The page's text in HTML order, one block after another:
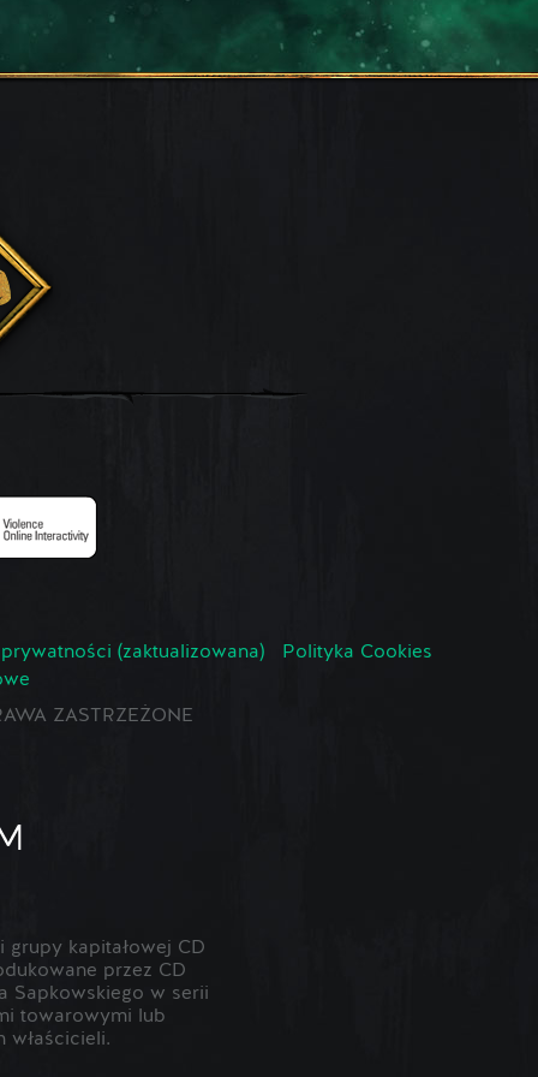
(zaktualizowana)
Polityka Cookies
ZASTRZEŻONE
kapitałowej CD
przez CD
Sapkowskiego w serii
towarowymi lub
właścicieli.